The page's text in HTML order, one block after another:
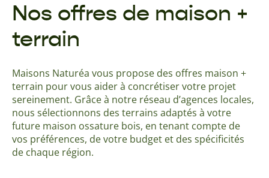
Nos offres
Prendre RDV
+33 4 74 68 12 52
Nos offres de maison +
terrain
Maisons Naturéa vous propose des offres maison +
terrain pour vous aider à concrétiser votre projet
sereinement. Grâce à notre réseau d’agences locales,
nous sélectionnons des terrains adaptés à votre
future maison ossature bois, en tenant compte de
vos préférences, de votre budget et des spécificités
de chaque région.